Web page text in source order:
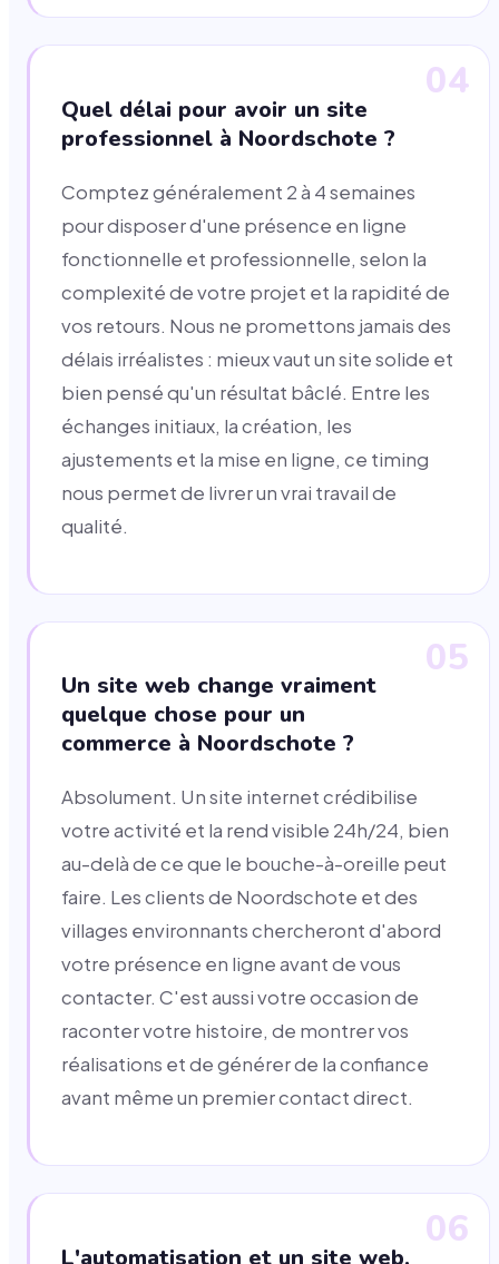
04
Quel délai pour avoir un site
professionnel à Noordschote ?
Comptez généralement 2 à 4 semaines
pour disposer d'une présence en ligne
fonctionnelle et professionnelle, selon la
complexité de votre projet et la rapidité de
vos retours. Nous ne promettons jamais des
délais irréalistes : mieux vaut un site solide et
bien pensé qu'un résultat bâclé. Entre les
échanges initiaux, la création, les
ajustements et la mise en ligne, ce timing
nous permet de livrer un vrai travail de
qualité.
05
Un site web change vraiment
quelque chose pour un
commerce à Noordschote ?
Absolument. Un site internet crédibilise
votre activité et la rend visible 24h/24, bien
au-delà de ce que le bouche-à-oreille peut
faire. Les clients de Noordschote et des
villages environnants chercheront d'abord
votre présence en ligne avant de vous
contacter. C'est aussi votre occasion de
raconter votre histoire, de montrer vos
réalisations et de générer de la confiance
avant même un premier contact direct.
06
L'automatisation et un site web,